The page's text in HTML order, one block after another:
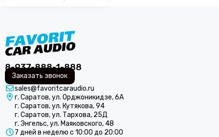
ComfortMat
Challenger
DEGO
DD Audio
DAXX
Dunobil
D/S/D
ESB Audio
8-937-888-1-888
Заказать звонок
sales@favoritcaraudio.ru
г. Саратов, ул. Орджоникидзе, 6А
г. Саратов, ул. Кутякова, 94
г. Саратов, ул. Тархова, 25Д
г. Энгельс, ул. Маяковского, 48
7 дней в неделю с 10:00 до 20:00